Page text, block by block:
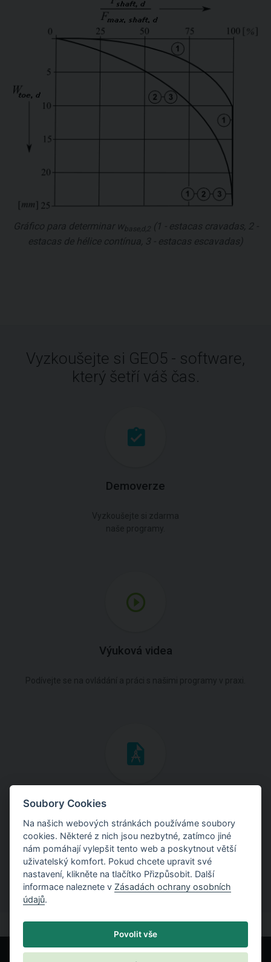
Gráfico para determinar wbase,d,2
(1 - estacas cravadas, 2 -
estacas de hélice contínua, 3 - estacas escavadas)
Vyzkoušejte si GEO5 - software,
který šetří váš čas.
Demoverze
Výuková videa
Inženýrské manuály
Stáhněte si manuály s teoretickými i praktickými ukázkami
použití programů.
Soubory Cookies
Na našich webových stránkách používáme soubory
cookies. Některé z nich jsou nezbytné, zatímco jiné
nám pomáhají vylepšit tento web a poskytnout větší
uživatelský komfort. Pokud chcete upravit své
nastavení, klikněte na tlačítko Přizpůsobit. Další
informace naleznete v Zásadách ochrany osobních
údajů.
Povolit vše